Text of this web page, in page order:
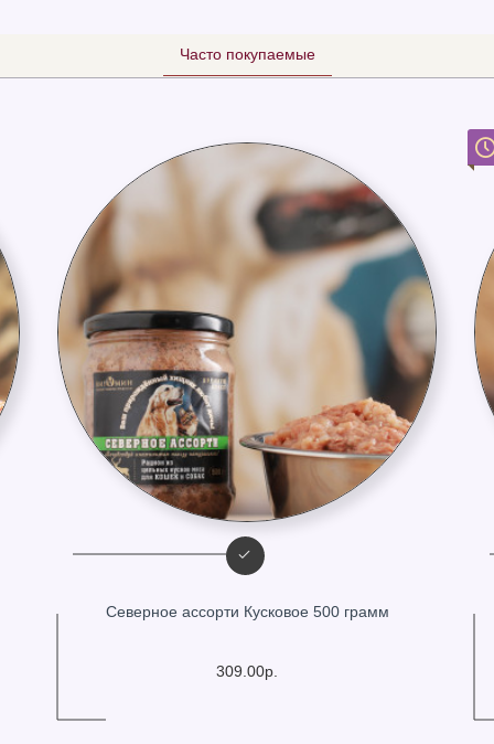
Часто покупаемые
Северное ассорти Кусковое 500 грамм
309.00р.